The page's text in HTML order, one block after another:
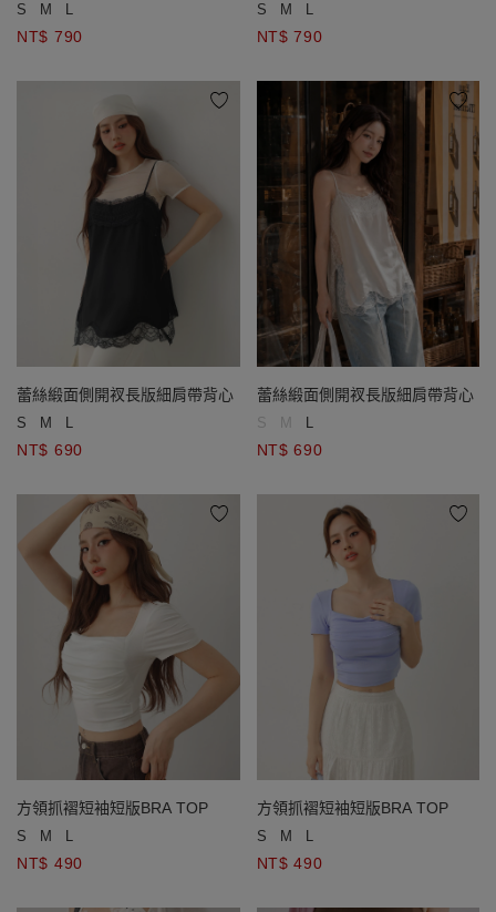
S M L
NT$ 790
S M L
NT$ 790
蕾絲緞面側開衩長版細肩帶背心
S M L
NT$ 690
蕾絲緞面側開衩長版細肩帶背心
S M L
NT$ 690
方領抓褶短袖短版BRA TOP
S M L
NT$ 490
方領抓褶短袖短版BRA TOP
S M L
NT$ 490